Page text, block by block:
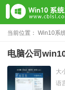
当前位置： Win10系
v2023.05
电脑公司
大
语